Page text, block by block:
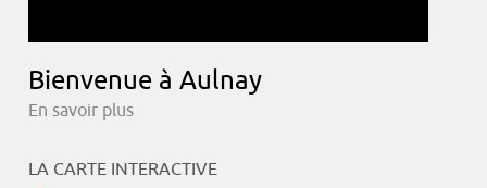
Bienvenue à Aulnay
En savoir plus
LA CARTE INTERACTIVE